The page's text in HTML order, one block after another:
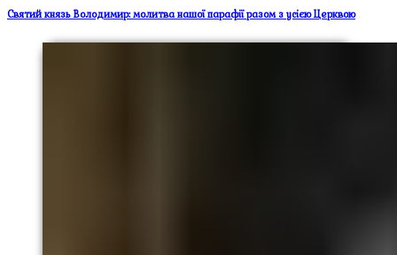
Святий князь Володимир: молитва нашої парафії разом з усією Церквою